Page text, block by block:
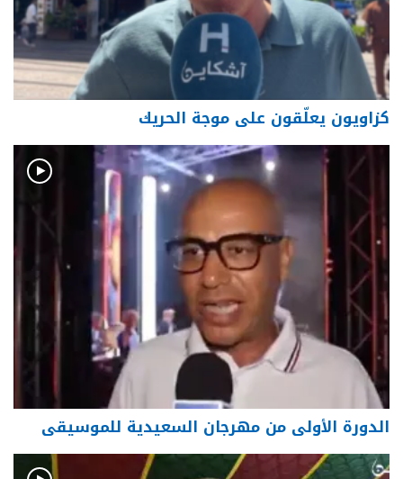
كزاويون يعلّقون على موجة الحريك
الدورة الأولى من مهرجان السعيدية للموسيقى